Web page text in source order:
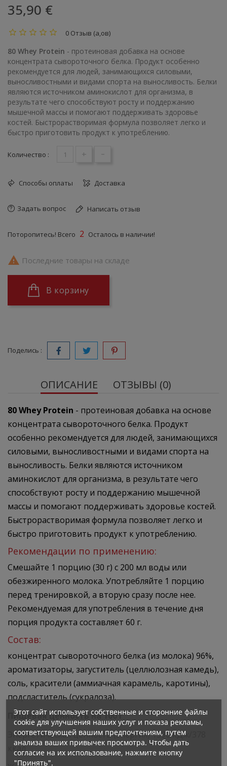
35,90 €
0 Отзыв (а,ов)
80 Whey Protein - протеиновая добавка на основе
концентрата сывороточного белка. Продукт особенно
рекомендуется для людей, занимающихся силовыми,
выносливостными и видами спорта на выносливость. Белки
являются источником аминокислот для организма, в
результате чего способствуют росту и поддержанию
мышечной массы и помогают поддерживать здоровье
костей. Быстрорастворимая формула позволяет легко и
быстро приготовить продукт к употреблению.
Количество : + -
Способы оплаты Доставка
Задать вопрос Написать отзыв
Поторопитесь! Всего 2 Осталось в наличии!
 Последние товары на складе
В корзину
Поделись :
ОПИСАНИЕ ОТЗЫВЫ (0)
80 Whey Protein - протеиновая добавка на основе
концентрата сывороточного белка. Продукт
особенно рекомендуется для людей, занимающихся
силовыми, выносливостными и видами спорта на
выносливость. Белки являются источником
аминокислот для организма, в результате чего
способствуют росту и поддержанию мышечной
массы и помогают поддерживать здоровье костей.
Быстрорастворимая формула позволяет легко и
быстро приготовить продукт к употреблению.
Рекомендации по применению:
Смешайте 1 порцию (30 г) с 200 мл воды или
обезжиренного молока. Употребляйте 1 порцию
перед тренировкой, а вторую сразу после нее.
Рекомендуемая для употребления в течение дня
порция продукта составляет 60 г.
Состав:
концентрат сывороточного белка (из молока) 96%,
ароматизаторы, загуститель (целлюлозная камедь),
соль, красители (аммиачная карамель, каротины),
подсластитель (сукралоза).
Пищевая ценность на 100 г
Энергетическая ценность (энергия) 1596 кДж/378
ккал
Этот сайт использует собственные и сторонние файлы
cookie для улучшения наших услуг и показа рекламы,
соответствующей вашим предпочтениям, путем
анализа ваших привычек просмотра. Чтобы дать
согласие на их использование, нажмите кнопку
"Принять".